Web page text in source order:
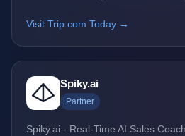
Visit Trip.com Today →
Spiky.ai
Partner
Spiky.ai - Real-Time AI Sales